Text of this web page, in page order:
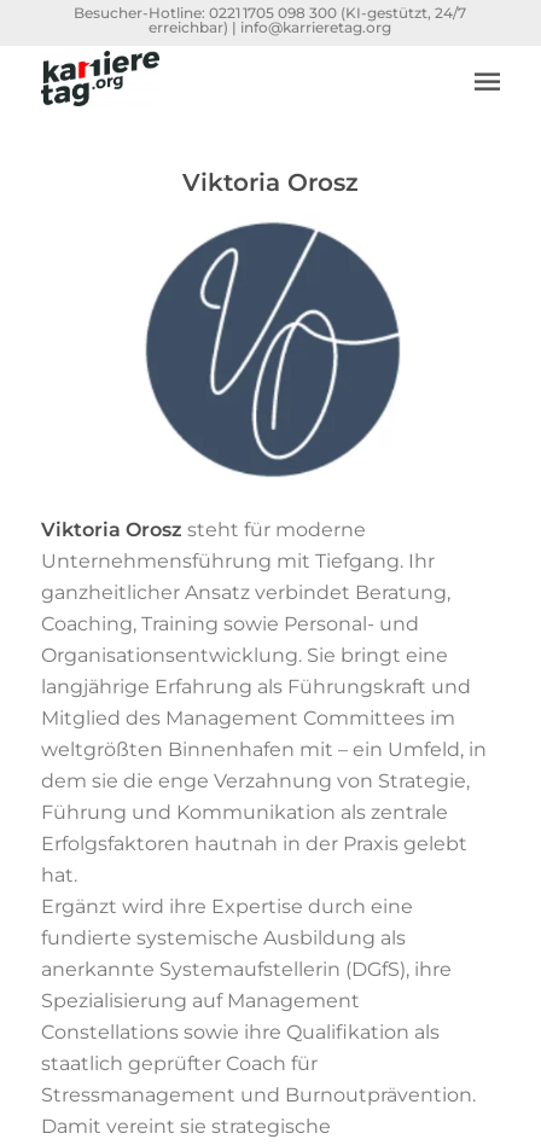
Besucher-Hotline:0221 1705 098 300 (KI-gestützt, 24/7
erreichbar) | info@karrieretag.org
Viktoria Orosz
Viktoria Orosz steht für moderne
Unternehmensführung mit Tiefgang. Ihr
ganzheitlicher Ansatz verbindet Beratung,
Coaching, Training sowie Personal- und
Organisationsentwicklung. Sie bringt eine
langjährige Erfahrung als Führungskraft und
Mitglied des Management Committees im
weltgrößten Binnenhafen mit – ein Umfeld, in
dem sie die enge Verzahnung von Strategie,
Führung und Kommunikation als zentrale
Erfolgsfaktoren hautnah in der Praxis gelebt
hat.
Ergänzt wird ihre Expertise durch eine
fundierte systemische Ausbildung als
anerkannte Systemaufstellerin (DGfS), ihre
Spezialisierung auf Management
Constellations sowie ihre Qualifikation als
staatlich geprüfter Coach für
Stressmanagement und Burnoutprävention.
Damit vereint sie strategische